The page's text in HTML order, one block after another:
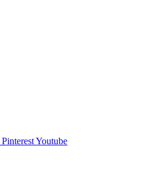
PinterestYoutube